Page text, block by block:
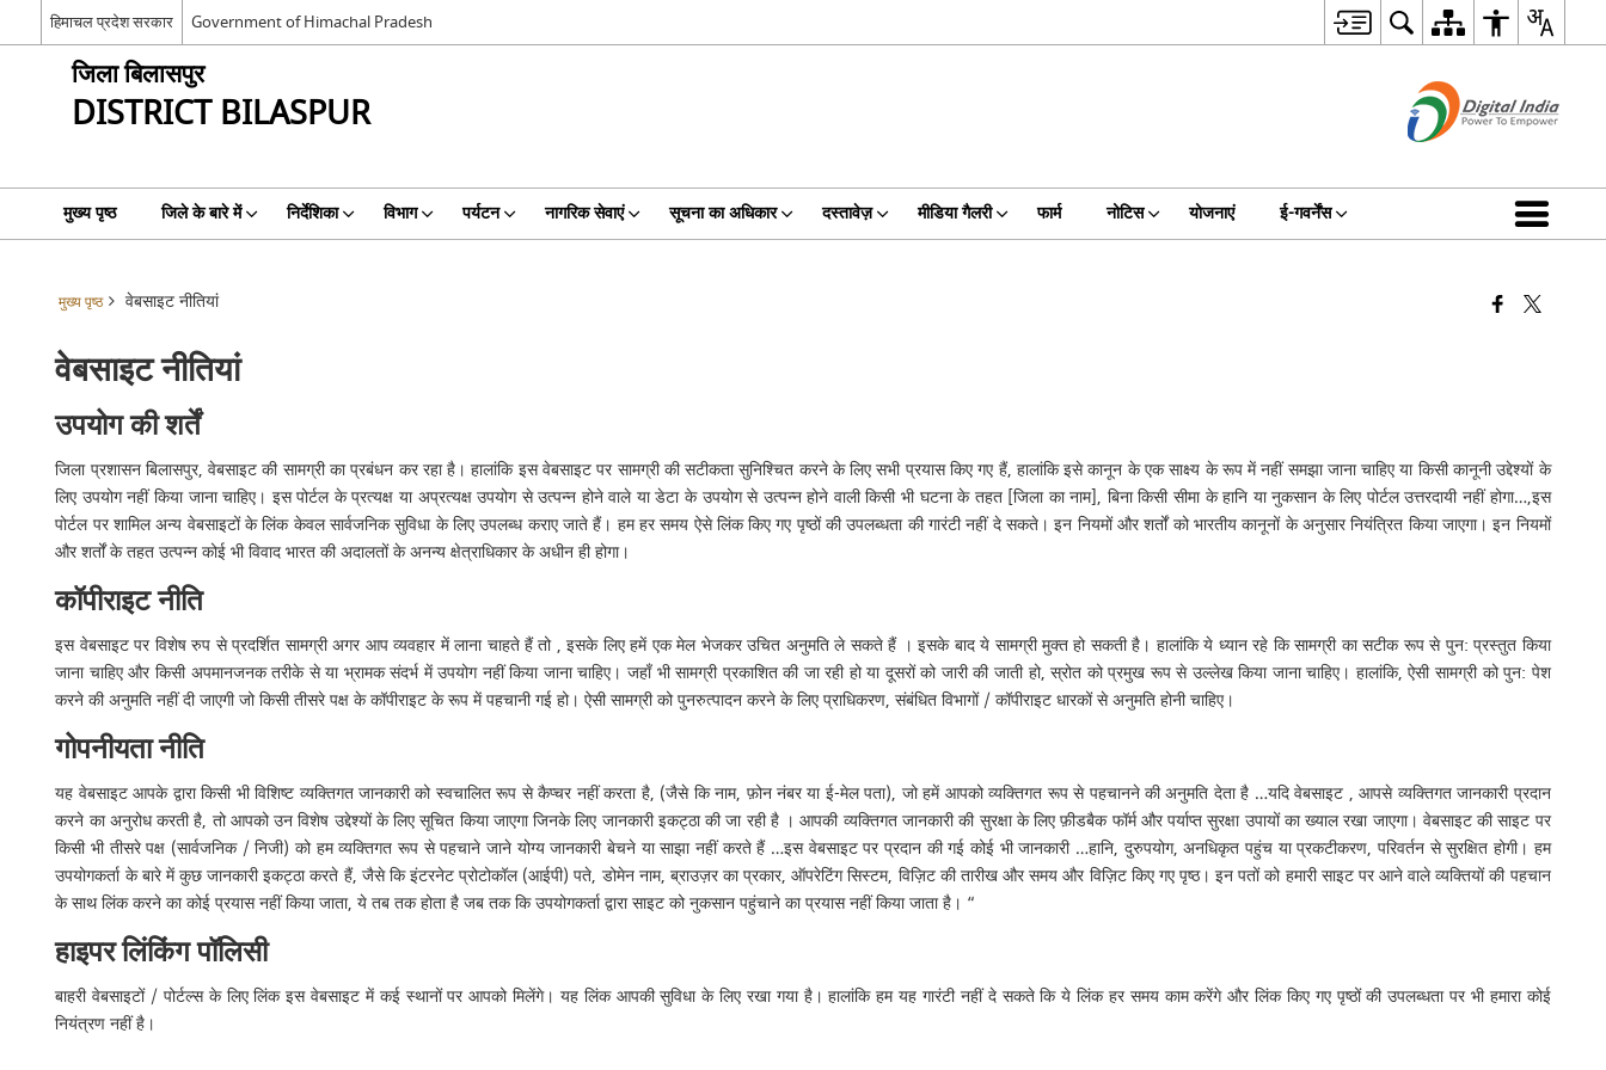
हिमाचल प्रदेश सरकार Government of Himachal Pradesh
जिला बिलासपुर
DISTRICT BILASPUR
मुख्य पृष्ठ जिले के बारे में निर्देशिका विभाग पर्यटन नागरिक सेवाएं सूचना का अधिकार दस्तावेज़ मीडिया गैलरी फार्म नोटिस योजनाएं ई-गवर्नेंस
मुख्य पृष्ठ वेबसाइट नीतियां
वेबसाइट नीतियां
उपयोग की शर्तें
जिला प्रशासन बिलासपुर, वेबसाइट की सामग्री का प्रबंधन कर रहा है। हालांकि इस वेबसाइट पर सामग्री की सटीकता सुनिश्चित करने के लिए सभी प्रयास किए गए हैं, हालांकि इसे कानून के एक साक्ष्य के रूप में नहीं समझा जाना चाहिए या किसी कानूनी उद्देश्यों के
लिए उपयोग नहीं किया जाना चाहिए। इस पोर्टल के प्रत्यक्ष या अप्रत्यक्ष उपयोग से उत्पन्न होने वाले या डेटा के उपयोग से उत्पन्न होने वाली किसी भी घटना के तहत [जिला का नाम], बिना किसी सीमा के हानि या नुकसान के लिए पोर्टल उत्तरदायी नहीं होगा…,इस
पोर्टल पर शामिल अन्य वेबसाइटों के लिंक केवल सार्वजनिक सुविधा के लिए उपलब्ध कराए जाते हैं। हम हर समय ऐसे लिंक किए गए पृष्ठों की उपलब्धता की गारंटी नहीं दे सकते। इन नियमों और शर्तों को भारतीय कानूनों के अनुसार नियंत्रित किया जाएगा। इन नियमों
और शर्तों के तहत उत्पन्न कोई भी विवाद भारत की अदालतों के अनन्य क्षेत्राधिकार के अधीन ही होगा।
कॉपीराइट नीति
इस वेबसाइट पर विशेष रुप से प्रदर्शित सामग्री अगर आप व्यवहार में लाना चाहते हैं तो , इसके लिए हमें एक मेल भेजकर उचित अनुमति ले सकते हैं । इसके बाद ये सामग्री मुक्त हो सकती है। हालांकि ये ध्यान रहे कि सामग्री का सटीक रूप से पुन: प्रस्तुत किया
जाना चाहिए और किसी अपमानजनक तरीके से या भ्रामक संदर्भ में उपयोग नहीं किया जाना चाहिए। जहाँ भी सामग्री प्रकाशित की जा रही हो या दूसरों को जारी की जाती हो, स्रोत को प्रमुख रूप से उल्लेख किया जाना चाहिए। हालांकि, ऐसी सामग्री को पुन: पेश
करने की अनुमति नहीं दी जाएगी जो किसी तीसरे पक्ष के कॉपीराइट के रूप में पहचानी गई हो। ऐसी सामग्री को पुनरुत्पादन करने के लिए प्राधिकरण, संबंधित विभागों / कॉपीराइट धारकों से अनुमति होनी चाहिए।
गोपनीयता नीति
यह वेबसाइट आपके द्वारा किसी भी विशिष्ट व्यक्तिगत जानकारी को स्वचालित रूप से कैप्चर नहीं करता है, (जैसे कि नाम, फ़ोन नंबर या ई-मेल पता), जो हमें आपको व्यक्तिगत रूप से पहचानने की अनुमति देता है …यदि वेबसाइट , आपसे व्यक्तिगत जानकारी प्रदान
करने का अनुरोध करती है, तो आपको उन विशेष उद्देश्यों के लिए सूचित किया जाएगा जिनके लिए जानकारी इकट्ठा की जा रही है । आपकी व्यक्तिगत जानकारी की सुरक्षा के लिए फ़ीडबैक फॉर्म और पर्याप्त सुरक्षा उपायों का ख्याल रखा जाएगा। वेबसाइट की साइट पर
किसी भी तीसरे पक्ष (सार्वजनिक / निजी) को हम व्यक्तिगत रूप से पहचाने जाने योग्य जानकारी बेचने या साझा नहीं करते हैं …इस वेबसाइट पर प्रदान की गई कोई भी जानकारी …हानि, दुरुपयोग, अनधिकृत पहुंच या प्रकटीकरण, परिवर्तन से सुरक्षित होगी। हम
उपयोगकर्ता के बारे में कुछ जानकारी इकट्ठा करते हैं, जैसे कि इंटरनेट प्रोटोकॉल (आईपी) पते, डोमेन नाम, ब्राउज़र का प्रकार, ऑपरेटिंग सिस्टम, विज़िट की तारीख और समय और विज़िट किए गए पृष्ठ। इन पतों को हमारी साइट पर आने वाले व्यक्तियों की पहचान
के साथ लिंक करने का कोई प्रयास नहीं किया जाता, ये तब तक होता है जब तक कि उपयोगकर्ता द्वारा साइट को नुकसान पहुंचाने का प्रयास नहीं किया जाता है। “
हाइपर लिंकिंग पॉलिसी
बाहरी वेबसाइटों / पोर्टल्स के लिए लिंक इस वेबसाइट में कई स्थानों पर आपको मिलेंगे। यह लिंक आपकी सुविधा के लिए रखा गया है। हालांकि हम यह गारंटी नहीं दे सकते कि ये लिंक हर समय काम करेंगे और लिंक किए गए पृष्ठों की उपलब्धता पर भी हमारा कोई
नियंत्रण नहीं है।